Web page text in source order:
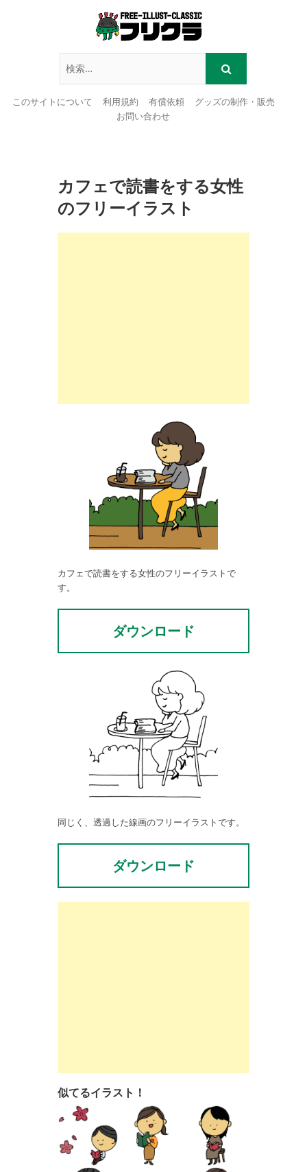
このサイトについて 利用規約 有償依頼
グッズの制作・販売
お問い合わせ
カフェで読書をする女性
のフリーイラスト
カフェで読書をする女性のフリーイラストで
す。
ダウンロード
同じく、透過した線画のフリーイラストです。
ダウンロード
似てるイラスト！